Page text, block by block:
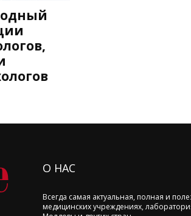
О НАС
Всегда самая актуальная, полная и
медицинских учреждениях,